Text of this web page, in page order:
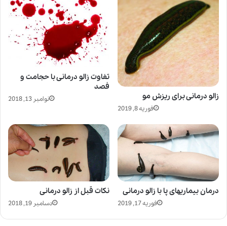
تفاوت زالو درمانی با حجامت و
فصد
نوامبر 13, 2018 زالو درمانی برای ریزش مو
فوریه 8, 2019
نکات قبل از زالو درمانی
دسامبر 19, 2018
درمان بیماریهای پا با زالو درمانی
فوریه 17, 2019